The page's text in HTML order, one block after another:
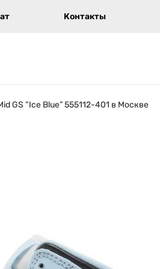
Контакты
GS “Ice Blue” 555112-401 в Москве